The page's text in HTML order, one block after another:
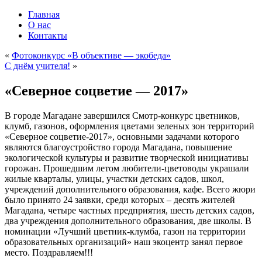
Главная
О нас
Контакты
« Фотоконкурс «В объективе — экобеда»
С днём учителя! »
«Северное соцветие — 2017»
В городе Магадане завершился Смотр-конкурс цветников,
клумб, газонов, оформления цветами зеленых зон территорий
«Северное соцветие-2017», основными задачами которого
являются благоустройство города Магадана, повышение
экологической культуры и развитие творческой инициативы
горожан. Прошедшим летом любители-цветоводы украшали
жилые кварталы, улицы, участки детских садов, школ,
учреждений дополнительного образования, кафе. Всего жюри
было принято 24 заявки, среди которых – десять жителей
Магадана, четыре частных предприятия, шесть детских садов,
два учреждения дополнительного образования, две школы. В
номинации «Лучший цветник-клумба, газон на территории
образовательных организаций» наш экоцентр занял первое
место. Поздравляем!!!